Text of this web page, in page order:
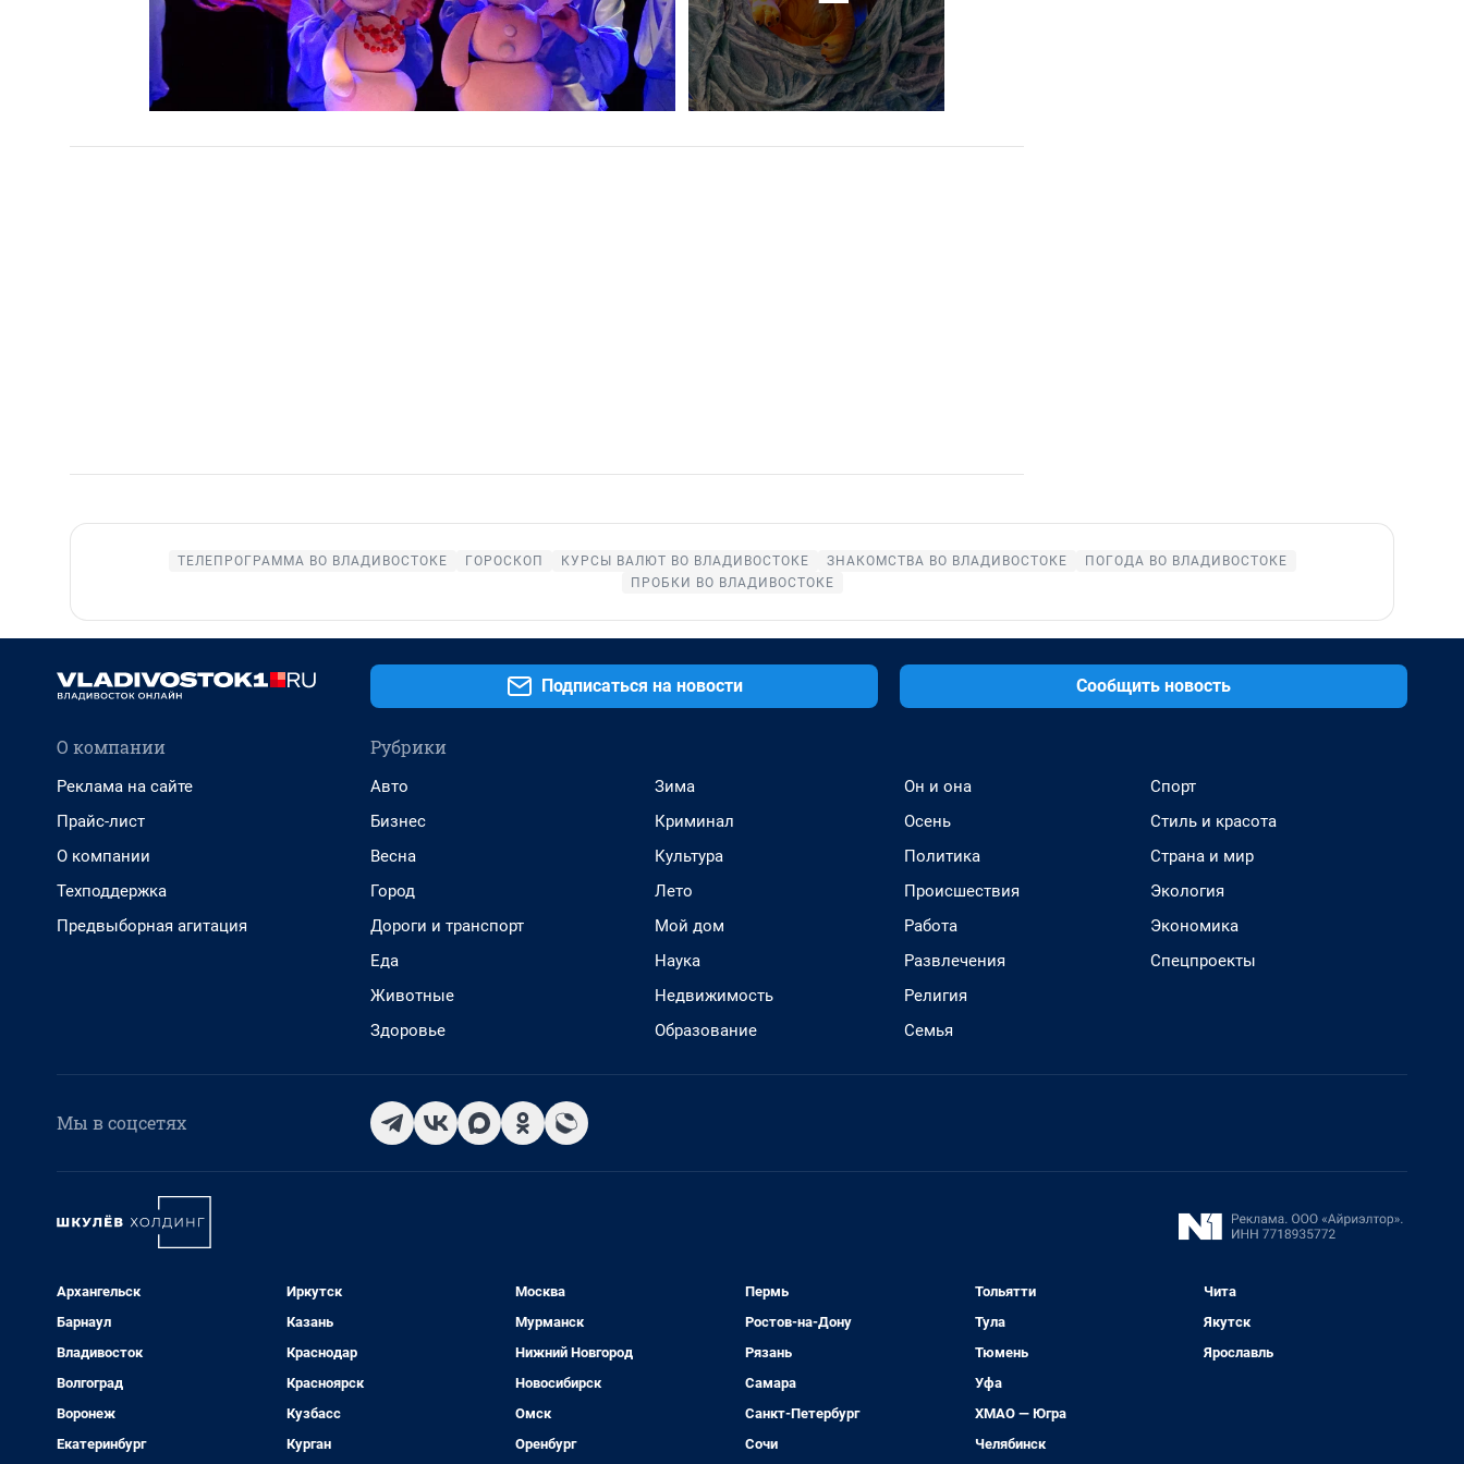
ТЕЛЕПРОГРАММА ВО ВЛАДИВОСТОКЕ ГОРОСКОП КУРСЫ ВАЛЮТ ВО ВЛАДИВОСТОКЕ ЗНАКОМСТВА ВО ВЛАДИВОСТОКЕ
ПОГОДА ВО ВЛАДИВОСТОКЕ
ПРОБКИ ВО ВЛАДИВОСТОКЕ
Подписаться на новости Сообщить новость
О компании
Реклама на сайте
Прайс-лист
О компании
Техподдержка
Предвыборная агитация
Рубрики
Авто
Бизнес
Весна
Город
Дороги и транспорт
Еда
Животные
Здоровье
Зима
Криминал
Культура
Лето
Мой дом
Наука
Недвижимость
Образование
Он и она
Осень
Политика
Происшествия
Работа
Развлечения
Религия
Семья
Спорт
Стиль и красота
Страна и мир
Экология
Экономика
Спецпроекты
Мы в соцсетях
Архангельск
Барнаул
Владивосток
Волгоград
Воронеж
Екатеринбург
Иркутск
Казань
Краснодар
Красноярск
Кузбасс
Курган
Москва
Мурманск
Нижний Новгород
Новосибирск
Омск
Оренбург
Пермь
Ростов-на-Дону
Рязань
Самара
Санкт-Петербург
Сочи
Тольятти
Тула
Тюмень
Уфа
ХМАО — Югра
Челябинск
Чита
Якутск
Ярославль